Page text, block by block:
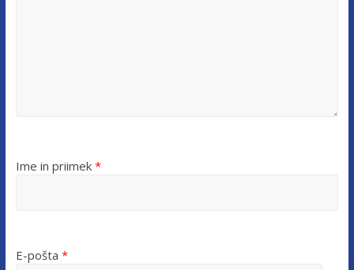
Ime in priimek *
E-pošta *